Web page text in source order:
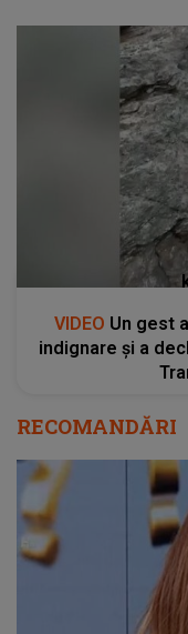
VIDEO Un gest
indignare și a
RECOMANDĂRI